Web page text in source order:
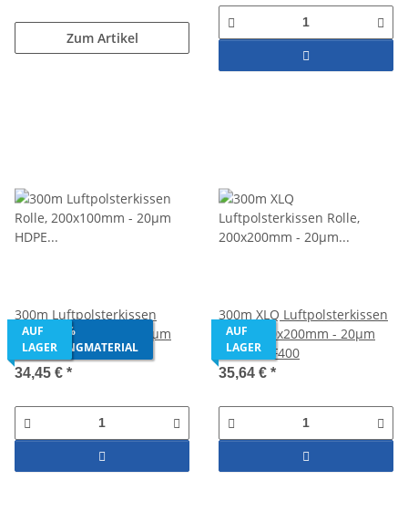
Zum Artikel
AUS 100%
RECYCLINGMATERIAL
AUF
LAGER
300m Luftpolsterkissen
Rolle, 200x100mm - 20µm
HDPE - AF400
34,45 € *
AUF
LAGER
300m XLQ Luftpolsterkissen
Rolle, 200x200mm - 20µm
HDPE - AF400
35,64 € *